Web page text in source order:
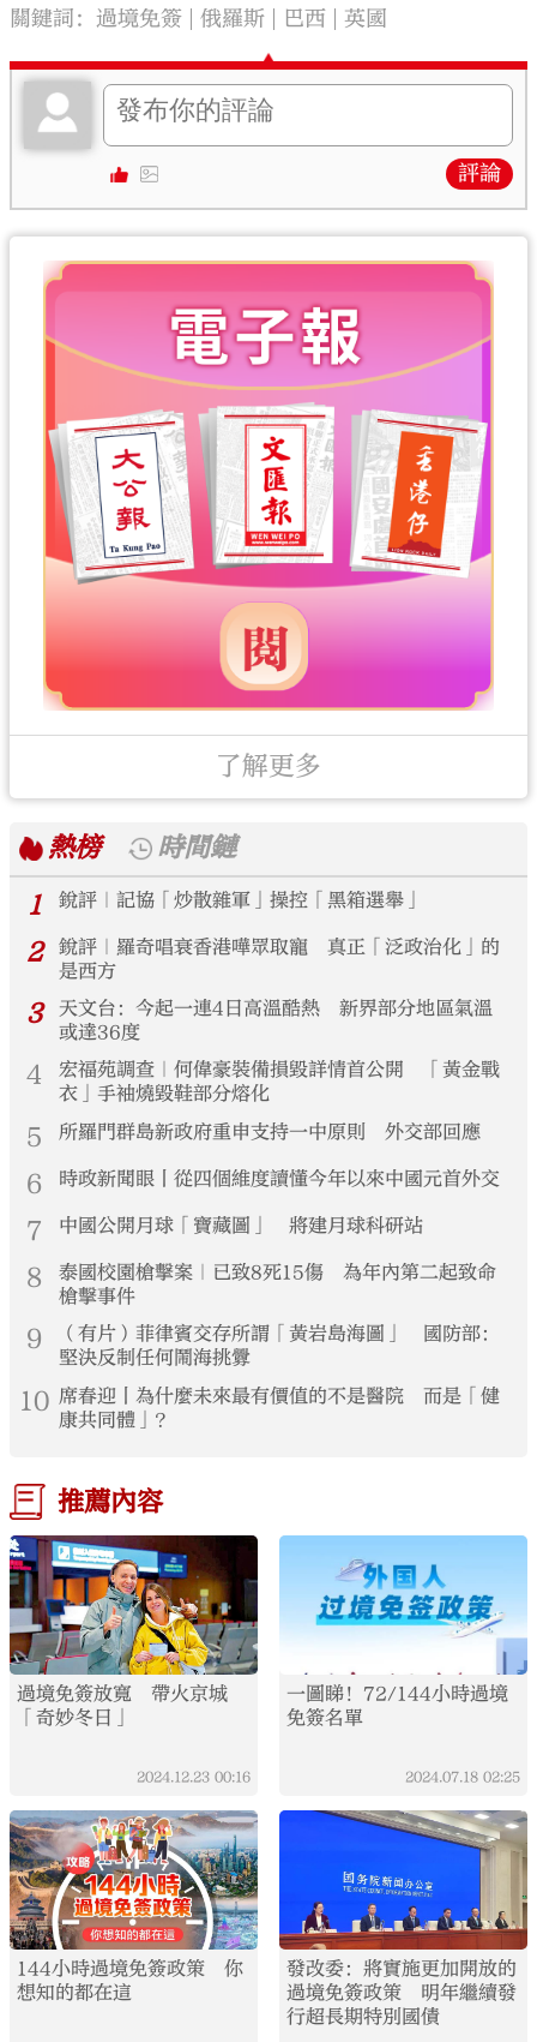
關鍵詞：過境免簽 俄羅斯 巴西 英國
評論
了解更多
熱榜
時間鏈
1
銳評｜記協「炒散雜軍」操控「黑箱選舉」
2
銳評｜羅奇唱衰香港嘩眾取寵 真正「泛政治化」的
是西方
3
天文台：今起一連4日高溫酷熱 新界部分地區氣溫
或達36度
4
宏福苑調查｜何偉豪裝備損毀詳情首公開 「黃金戰
衣」手袖燒毀鞋部分熔化
5 所羅門群島新政府重申支持一中原則 外交部回應
6 時政新聞眼丨從四個維度讀懂今年以來中國元首外交
7 中國公開月球「寶藏圖」 將建月球科研站
8
泰國校園槍擊案｜已致8死15傷 為年內第二起致命
槍擊事件
9
（有片）菲律賓交存所謂「黃岩島海圖」 國防部：
堅決反制任何鬧海挑釁
10 席春迎丨為什麼未來最有價值的不是醫院 而是「健
康共同體」？
推薦內容
過境免簽放寬 帶火京城
「奇妙冬日」
2024.12.23 00:16
一圖睇！72/144小時過境
免簽名單
2024.07.18 02:25
144小時過境免簽政策 你
想知的都在這
發改委：將實施更加開放的
過境免簽政策 明年繼續發
行超長期特別國債